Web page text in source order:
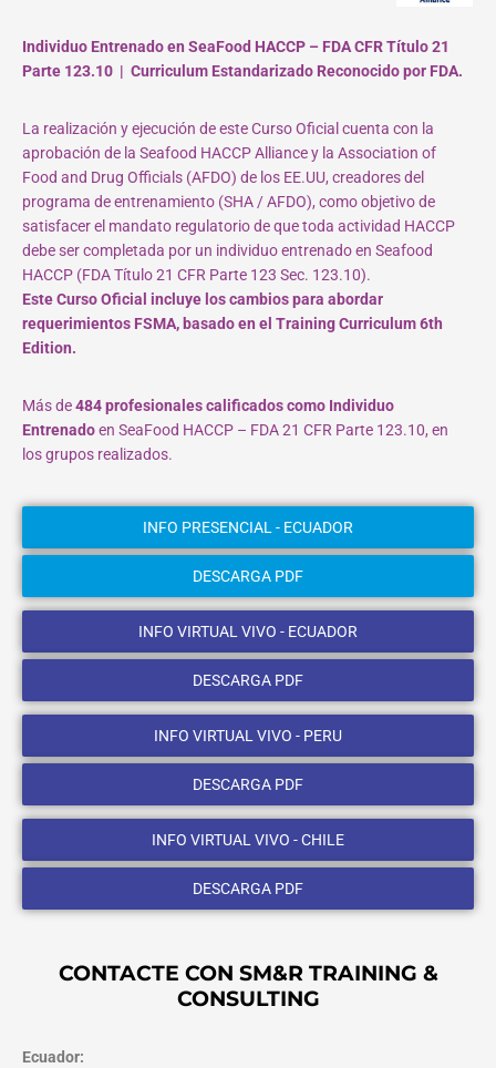
Individuo Entrenado en SeaFood HACCP – FDA CFR Título 21
Parte 123.10 | Curriculum Estandarizado Reconocido por FDA.
La realización y ejecución de este Curso Oficial cuenta con la
aprobación de la Seafood HACCP Alliance y la Association of
Food and Drug Officials (AFDO) de los EE.UU, creadores del
programa de entrenamiento (SHA / AFDO), como objetivo de
satisfacer el mandato regulatorio de que toda actividad HACCP
debe ser completada por un individuo entrenado en Seafood
HACCP (FDA Título 21 CFR Parte 123 Sec. 123.10).
Este Curso Oficial incluye los cambios para abordar
requerimientos FSMA, basado en el Training Curriculum 6th
Edition.
Más de484 profesionales calificados como Individuo
Entrenadoen SeaFood HACCP – FDA 21 CFR Parte 123.10, en
los grupos realizados.
INFO PRESENCIAL - ECUADOR
DESCARGA PDF
INFO VIRTUAL VIVO - ECUADOR
DESCARGA PDF
INFO VIRTUAL VIVO - PERU
DESCARGA PDF
INFO VIRTUAL VIVO - CHILE
DESCARGA PDF
CONTACTE CON SM&R TRAINING &
CONSULTING
Ecuador: